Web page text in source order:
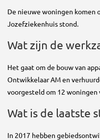
De nieuwe woningen komen
Jozefziekenhuis stond.
Wat zijn de
Het gaat om de bouw van
Ontwikkelaar AM en
voorgesteld om 12
Wat is de laatste
In 2017 hebben